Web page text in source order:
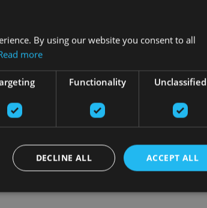
By using our website you consent to all
more
Functionality Unclassified
ACCEPT ALL
DECLINE ALL